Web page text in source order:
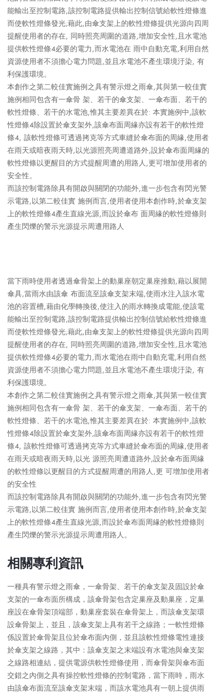
能輸出至控制電路,該控制電路提供輸出控制信號給軟性燈條進
而使軟性燈條發光;藉此,由傘支架上的軟性燈條提供光源向四周
提醒使用者的存在, 同時照亮周圍的道路,增加安全性,且水電池
提供軟性燈條4必要的電力,而水電池在 雨中自動充電,利用自然
資源使用者不須擔心電力問題,並且水電池不產生環境汙染, 有
利保護環境。
本創作之第二較佳實施例之具有警示燈之雨傘,其與第一較佳實
施例相同包含有一傘骨 架、若干的傘支架、一傘布面、若干的
軟性燈條、若干的水電池,惟其主要差異在於: 本實施例中,該軟
性燈條4除設置於傘支架外,該傘布面周緣亦設有若干的軟性燈
條4, 該軟性燈條可透過拷克等方式車縫於傘布面的周緣,使用者
在雨天或暗夜雨天時,以光源照亮周遭道路外,設於傘布面周緣的
軟性燈條以更醒目的方式提醒周遭的用路人,更可增加使用者的
安全性。
而該控制電路除具有開啟與關閉的功能外,進一步包含有閃光警
示電路,以第二較佳實 施例而言,使用者使用本創作時,於傘支架
上的軟性燈條4產生直線光源,而設於傘布 面周緣的軟性燈條則
產生閃爍的警示光源提示周遭用路人
當下雨時使用者透過傘骨架上的動巢座朝定巢座推動,藉以展開
傘具,當雨水由該傘 布面流至該傘支架末端,使雨水注入該水電
池的容置槽,藉由化學轉換後,使注入的雨水轉換成電能,使該電
能輸出至控制電路,該控制電路提供輸出控制信號給軟性燈條進
而使軟性燈條發光;藉此,由傘支架上的軟性燈條提供光源向四周
提醒使用者的存在, 同時照亮周圍的道路,增加安全性,且水電池
提供軟性燈條4必要的電力,而水電池在雨中自動充電,利用自然
資源使用者不須擔心電力問題,並且水電池不產生環境汙染, 有
利保護環境。
本創作之第二較佳實施例之具有警示燈之雨傘,其與第一較佳實
施例相同包含有一傘骨 架、若干的傘支架、一傘布面、若干的
軟性燈條、若干的水電池,惟其主要差異在於: 本實施例中,該軟
性燈條4除設置於傘支架外,該傘布面周緣亦設有若干的軟性燈
條4, 該軟性燈條可透過拷克等方式車縫於傘布面的周緣,使用者
在雨天或暗夜雨天時,以光 源照亮周遭道路外,設於傘布面周緣
的軟性燈條以更醒目的方式提醒周遭的用路人,更 可增加使用者
的安全性
而該控制電路除具有開啟與關閉的功能外,進一步包含有閃光警
示電路,以第二較佳實 施例而言,使用者使用本創作時,於傘支架
上的軟性燈條4產生直線光源,而設於傘布面周緣的軟性燈條則
產生閃爍的警示光源提示周遭用路人。
相關專利資訊
一種具有警示燈之雨傘，一傘骨架、若干的傘支架及固設於傘
支架的一傘布面所構成，該傘骨架包含定巢座及動巢座，定巢
座設在傘骨架頂端部，動巢座套裝在傘骨架上，而該傘支架環
設傘骨架上，並且，該傘支架上具有若干之線路；一軟性燈條
係設置於傘骨架且位於傘布面內側，並且該軟性燈條電性連接
於傘支架之線路，其中：該傘支架之末端設有水電池與傘支架
之線路相連結，提供電源供軟性燈條使用，而傘骨架與傘布面
交錯之內側之具有操控軟性燈條的控制電路，當下雨時，雨水
由該傘布面流至該傘支架末端，而該水電池具有一朝上提供雨